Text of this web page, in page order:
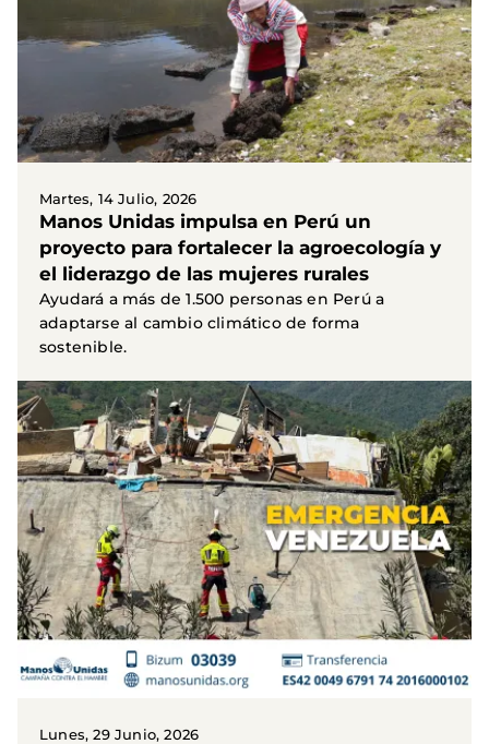
Martes, 14 Julio, 2026
Manos Unidas impulsa en Perú un
proyecto para fortalecer la agroecología y
el liderazgo de las mujeres rurales
Ayudará a más de 1.500 personas en Perú a
adaptarse al cambio climático de forma
sostenible.
Lunes, 29 Junio, 2026